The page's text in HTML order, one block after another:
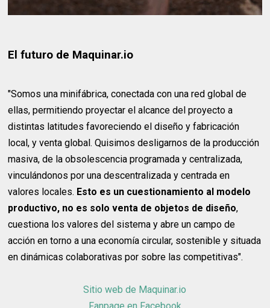
El futuro de Maquinar.io
"Somos una minifábrica, conectada con una red global de
ellas, permitiendo proyectar el alcance del proyecto a
distintas latitudes favoreciendo el diseño y fabricación
local, y venta global. Quisimos desligarnos de la producción
masiva, de la obsolescencia programada y centralizada,
vinculándonos por una descentralizada y centrada en
valores locales. Esto es un cuestionamiento al modelo
productivo, no es solo venta de objetos de diseño,
cuestiona los valores del sistema y abre un campo de
acción en torno a una economía circular, sostenible y situada
en dinámicas colaborativas por sobre las competitivas".
Sitio web de Maquinar.io
Fanpage en Facebook